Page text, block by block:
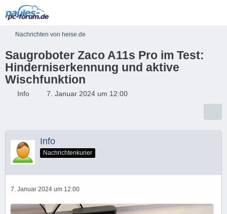
Nachrichten von heise.de
Saugroboter Zaco A11s Pro im Test:
Hinderniserkennung und aktive
Wischfunktion
Info 7. Januar 2024 um 12:00
Info
Nachrichtenkurier
7. Januar 2024 um 12:00